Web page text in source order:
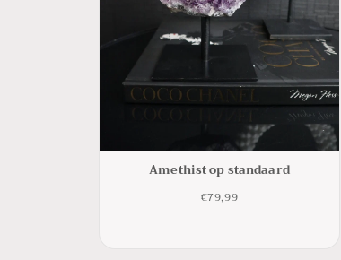
Amethist op standaard
€79,99